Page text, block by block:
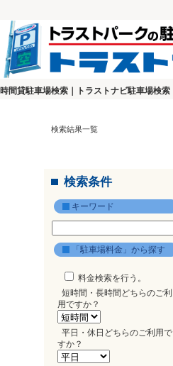
時間貸駐車場検索｜トラストナビ駐車場検索
検索結果一覧
検索条件
キーワード
「駐車場料金」から探す
料金検索を行う。
短時間・長時間どちらのご利
用ですか？
平日・休日どちらのご利用で
すか？